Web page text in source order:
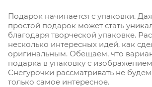
Подарок начинается с упаковки.
простой подарок может стать
благодаря творческой упаковке.
несколько интересных идей, как
оригинальным. Обещаем, что
подарка в упаковку с
Снегурочки рассматривать не
только самое интересное.